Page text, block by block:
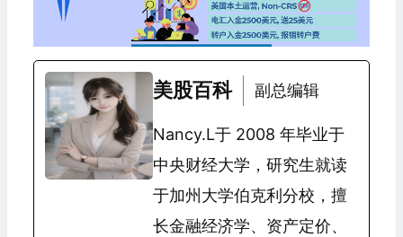
美股百科 副总编辑
Nancy.L于 2008 年毕业于
中央财经大学，研究生就读
于加州大学伯克利分校，擅
长金融经济学、资产定价、